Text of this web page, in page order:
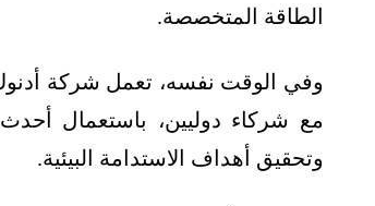
الطاقة المتخصصة.
وفي الوقت نفسه، تعمل شركة
مع شركاء دوليين، باستعمال أحدث
وتحقيق أهداف الاستدامة البيئية.